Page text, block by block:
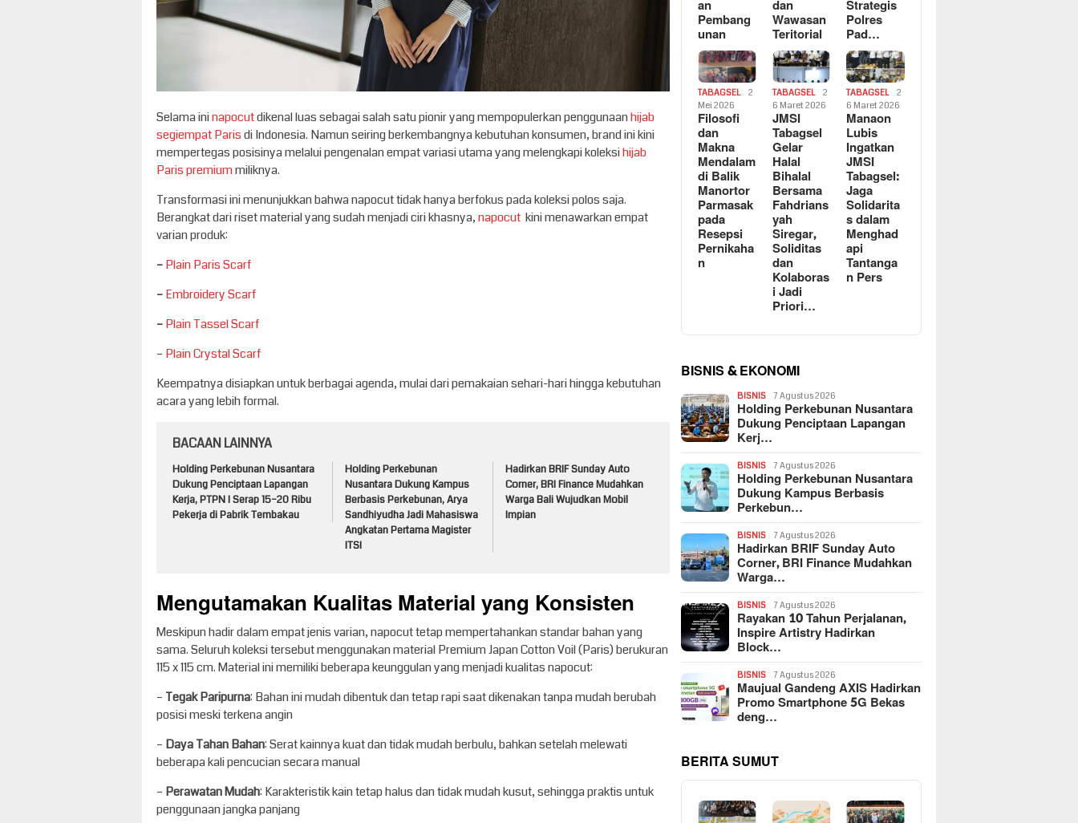
Selama ininapocutdikenal luas sebagai salah satu pionir yang mempopulerkan penggunaanhijab
segiempat Parisdi Indonesia. Namun seiring berkembangnya kebutuhan konsumen, brand ini kini
mempertegas posisinya melalui pengenalan empat variasi utama yang melengkapi koleksihijab
Paris premiummiliknya.
Transformasi ini menunjukkan bahwa napocut tidak hanya berfokus pada koleksi polos saja.
Berangkat dari riset material yang sudah menjadi ciri khasnya,napocut kini menawarkan empat
varian produk:
–Plain Paris Scarf
–Embroidery Scarf
–Plain Tassel Scarf
– Plain Crystal Scarf
Keempatnya disiapkan untuk berbagai agenda, mulai dari pemakaian sehari-hari hingga kebutuhan
acara yang lebih formal.
BACAAN LAINNYA
Holding Perkebunan Nusantara
Dukung Penciptaan Lapangan
Kerja, PTPN I Serap 15–20 Ribu
Pekerja di Pabrik Tembakau
Holding Perkebunan
Nusantara Dukung Kampus
Berbasis Perkebunan, Arya
Sandhiyudha Jadi Mahasiswa
Angkatan Pertama Magister
ITSI
Hadirkan BRIF Sunday Auto
Corner, BRI Finance Mudahkan
Warga Bali Wujudkan Mobil
Impian
Mengutamakan Kualitas Material yang Konsisten
Meskipun hadir dalam empat jenis varian, napocut tetap mempertahankan standar bahan yang
sama. Seluruh koleksi tersebut menggunakan material Premium Japan Cotton Voil (Paris) berukuran
115 x 115 cm. Material ini memiliki beberapa keunggulan yang menjadi kualitas napocut:
– Tegak Paripurna: Bahan ini mudah dibentuk dan tetap rapi saat dikenakan tanpa mudah berubah
posisi meski terkena angin
– Daya Tahan Bahan: Serat kainnya kuat dan tidak mudah berbulu, bahkan setelah melewati
beberapa kali pencucian secara manual
– Perawatan Mudah: Karakteristik kain tetap halus dan tidak mudah kusut, sehingga praktis untuk
penggunaan jangka panjang
an
Pembang
unan
dan
Wawasan
Teritorial
Strategis
Polres
Pad…
TABAGSEL
2
Mei 2026
Filosofi
dan
Makna
Mendalam
di Balik
Manortor
Parmasak
pada
Resepsi
Pernikaha
n
TABAGSEL
2
6 Maret 2026
JMSI
Tabagsel
Gelar
Halal
Bihalal
Bersama
Fahdrians
yah
Siregar,
Soliditas
dan
Kolaboras
i Jadi
Priori…
TABAGSEL
2
6 Maret 2026
Manaon
Lubis
Ingatkan
JMSI
Tabagsel:
Jaga
Solidarita
s dalam
Menghad
api
Tantanga
n Pers
BISNIS & EKONOMI
BISNIS 7 Agustus 2026
Holding Perkebunan Nusantara
Dukung Penciptaan Lapangan
Kerj…
BISNIS 7 Agustus 2026
Holding Perkebunan Nusantara
Dukung Kampus Berbasis
Perkebun…
BISNIS 7 Agustus 2026
Hadirkan BRIF Sunday Auto
Corner, BRI Finance Mudahkan
Warga…
BISNIS 7 Agustus 2026
Rayakan 10 Tahun Perjalanan,
Inspire Artistry Hadirkan
Block…
BISNIS 7 Agustus 2026
Maujual Gandeng AXIS Hadirkan
Promo Smartphone 5G Bekas
deng…
BERITA SUMUT